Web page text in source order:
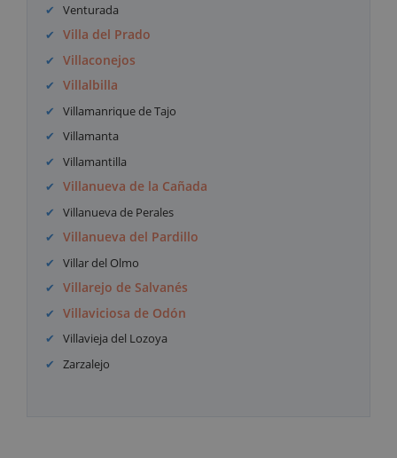
Venturada
Villa del Prado
Villaconejos
Villalbilla
Villamanrique de Tajo
Villamanta
Villamantilla
Villanueva de la Cañada
Villanueva de Perales
Villanueva del Pardillo
Villar del Olmo
Villarejo de Salvanés
Villaviciosa de Odón
Villavieja del Lozoya
Zarzalejo